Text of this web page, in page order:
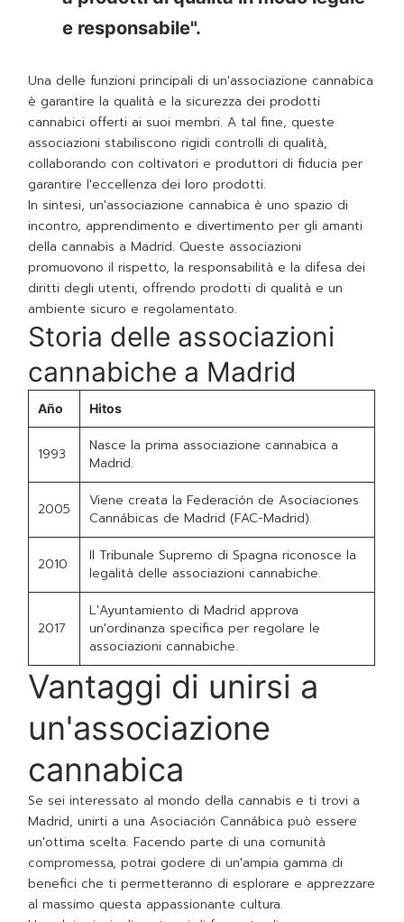
e responsabile".
Una delle funzioni principali di un'associazione cannabica
è garantire la qualità e la sicurezza dei prodotti
cannabici offerti ai suoi membri. A tal fine, queste
associazioni stabiliscono rigidi controlli di qualità,
collaborando con coltivatori e produttori di fiducia per
garantire l'eccellenza dei loro prodotti.
In sintesi, un'associazione cannabica è uno spazio di
incontro, apprendimento e divertimento per gli amanti
della cannabis a Madrid. Queste associazioni
promuovono il rispetto, la responsabilità e la difesa dei
diritti degli utenti, offrendo prodotti di qualità e un
ambiente sicuro e regolamentato.
Storia delle associazioni
cannabiche a Madrid
Año Hitos
1993
Nasce la prima associazione cannabica a
Madrid.
2005
Viene creata la Federación de Asociaciones
Cannábicas de Madrid (FAC-Madrid).
2010
Il Tribunale Supremo di Spagna riconosce la
legalità delle associazioni cannabiche.
2017
L'Ayuntamiento di Madrid approva
un'ordinanza specifica per regolare le
associazioni cannabiche.
Vantaggi di unirsi a
un'associazione
cannabica
Se sei interessato al mondo della cannabis e ti trovi a
Madrid, unirti a una Asociación Cannábica può essere
un'ottima scelta. Facendo parte di una comunità
compromessa, potrai godere di un'ampia gamma di
benefici che ti permetteranno di esplorare e apprezzare
al massimo questa appassionante cultura.